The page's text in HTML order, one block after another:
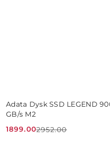
Adata Dysk SSD LEGEND
GB/s M2
Cena
1899.00
Cena
2952.00